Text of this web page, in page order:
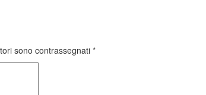
sono contrassegnati*